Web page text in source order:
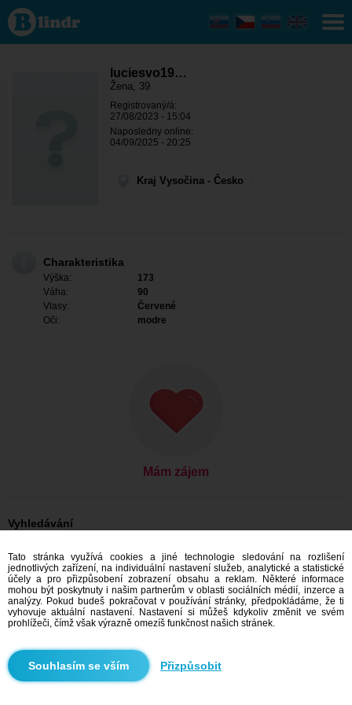
luciesvo1986
- Ona hledá
někoho Kraj
Vysočina -
luciesvo19…
Žena, 39
Registrovaný/á:
27/08/2023 - 15:04
Naposledny online:
04/09/2025 - 20:25
Kraj Vysočina - Česko
Charakteristika
Výška:
173
Váha:
90
Vlasy:
Červené
Oči:
modre
Mám zájem
Vyhledávání
Ona hledá jeho: Ženy, 39
Ona hledá jeho: Ženy, 39 - Česko
Ona hledá jeho: Ženy, 39 - Kraj Vysočina
Ona hledá jeho: Ženy, 39 - Světnov
Seznamka Česko
Seznamka Kraj Vysočina
Seznamka Světnov
Doporučujeme
Tato stránka využívá cookies a jiné technologie sledování na rozlišení
jednotlivých zařízení, na individuální nastavení služeb, analytické a statistické
účely a pro přizpůsobení zobrazení obsahu a reklam. Některé informace
mohou být poskytnuty i našim partnerům v oblasti sociálních médií, inzerce a
analýzy. Pokud budeš pokračovat v používání stránky, předpokládáme, že ti
vyhovuje aktuální nastavení. Nastavení si můžeš kdykoliv změnit ve svém
prohlížeči, čímž však výrazně omezíš funkčnost našich stránek.
Přizpůsobit